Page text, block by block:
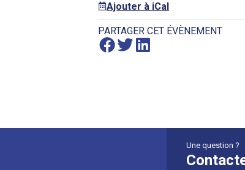
Ajouter à iCal
PARTAGER CET ÉVÈNEMENT
Une question ?